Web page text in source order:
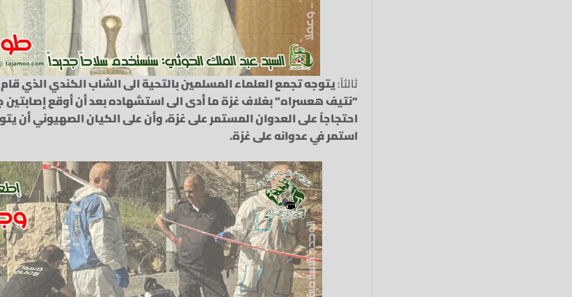
ثالثاً:يتوجه تجمع العلماء المسلمين بالتحية الى الشاب الكندي الذي
“نتيف هعسراه” بغلاف غزة ما أدى الى استشهاده بعد أن أوقع إصابتين
احتجاجاً على العدوان المستمر على غزة، وأن على الكيان الصهيوني أن
استمر في عدوانه على غزة.